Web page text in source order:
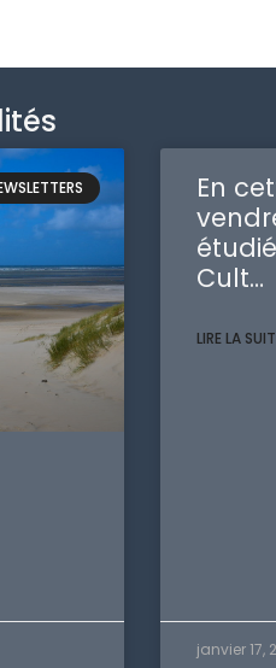
En
Cult…
LIRE LA
janvier 17,